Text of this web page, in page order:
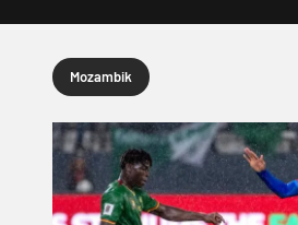
Mozambik